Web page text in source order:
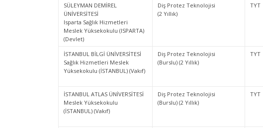
SÜLEYMAN DEMİREL
ÜNİVERSİTESİ
Isparta Sağlık Hizmetleri
Meslek Yüksekokulu (ISPARTA)
(Devlet)
Diş Protez Teknolojisi
(2 Yıllık)
TYT
İSTANBUL BİLGİ ÜNİVERSİTESİ
Sağlık Hizmetleri Meslek
Yüksekokulu (İSTANBUL) (Vakıf)
Diş Protez Teknolojisi
(Burslu) (2 Yıllık)
TYT
İSTANBUL ATLAS ÜNİVERSİTESİ
Meslek Yüksekokulu
(İSTANBUL) (Vakıf)
Diş Protez Teknolojisi
(Burslu) (2 Yıllık)
TYT